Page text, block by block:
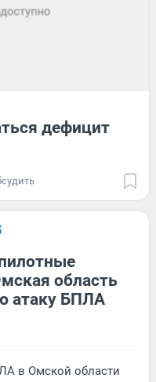
дефицит
область
атаку БПЛА
в Омской области